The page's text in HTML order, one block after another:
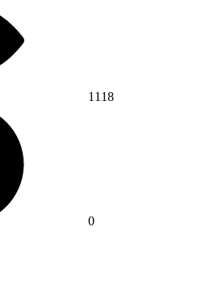
1118
0